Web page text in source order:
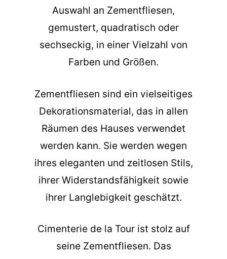
Auswahl an Zementfliesen,
gemustert, quadratisch oder
sechseckig, in einer Vielzahl von
Farben und Größen.
Zementfliesen sind ein vielseitiges
Dekorationsmaterial, das in allen
Räumen des Hauses verwendet
werden kann. Sie werden wegen
ihres eleganten und zeitlosen Stils,
ihrer Widerstandsfähigkeit sowie
ihrer Langlebigkeit geschätzt.
Cimenterie de la Tour ist stolz auf
seine Zementfliesen. Das